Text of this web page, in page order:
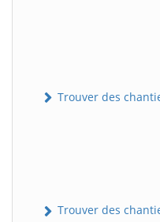
Trouver des
Trouver des